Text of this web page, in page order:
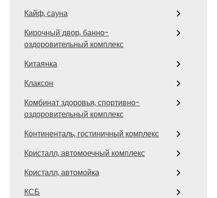
Кайф, сауна
Кирочный двор, банно-
оздоровительный комплекс
Китаянка
Клаксон
Комбинат здоровья, спортивно-
оздоровительный комплекс
Континенталь, гостиничный комплекс
Кристалл, автомоечный комплекс
Кристалл, автомойка
КСБ